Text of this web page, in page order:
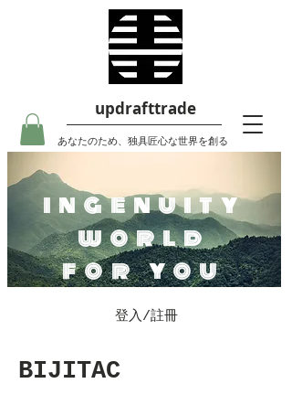
updrafttrade
あなたのため、独具匠心な世界を創る
登入/註冊
ingenuity
world
for you
BIJITAC